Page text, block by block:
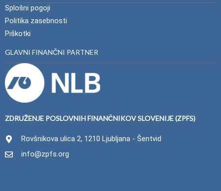
Splošni pogoji
Politika zasebnosti
Piškotki
GLAVNI FINANČNI PARTNER
ZDRUŽENJE POSLOVNIH FINANČNIKOV SLOVENIJE (ZPFS)
Rovšnikova ulica 2, 1210 Ljubljana - Šentvid
info@zpfs.org